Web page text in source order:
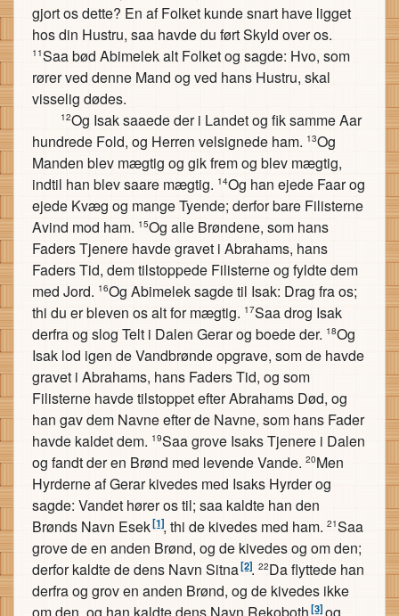
gjort os dette? En af Folket kunde snart have ligget
hos din Hustru, saa havde du ført Skyld over os.
11Saa bød Abimelek alt Folket og sagde: Hvo, som
rører ved denne Mand og ved hans Hustru, skal
visselig dødes.
12Og Isak saaede der i Landet og fik samme Aar
hundrede Fold, og Herren velsignede ham. 13Og
Manden blev mægtig og gik frem og blev mægtig,
indtil han blev saare mægtig. 14Og han ejede Faar og
ejede Kvæg og mange Tyende; derfor bare Filisterne
Avind mod ham. 15Og alle Brøndene, som hans
Faders Tjenere havde gravet i Abrahams, hans
Faders Tid, dem tilstoppede Filisterne og fyldte dem
med Jord. 16Og Abimelek sagde til Isak: Drag fra os;
thi du er bleven os alt for mægtig. 17Saa drog Isak
derfra og slog Telt i Dalen Gerar og boede der. 18Og
Isak lod igen de Vandbrønde opgrave, som de havde
gravet i Abrahams, hans Faders Tid, og som
Filisterne havde tilstoppet efter Abrahams Død, og
han gav dem Navne efter de Navne, som hans Fader
havde kaldet dem. 19Saa grove Isaks Tjenere i Dalen
og fandt der en Brønd med levende Vande. 20Men
Hyrderne af Gerar kivedes med Isaks Hyrder og
sagde: Vandet hører os til; saa kaldte han den
Brønds Navn Esek[1], thi de kivedes med ham. 21Saa
grove de en anden Brønd, og de kivedes og om den;
derfor kaldte de dens Navn Sitna[2]. 22Da flyttede han
derfra og grov en anden Brønd, og de kivedes ikke
[3]